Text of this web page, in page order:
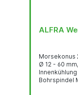
ALFRA
Morsekonus
Ø 12 - 60
Bohrspindel